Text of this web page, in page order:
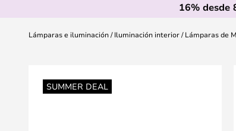
16% desde
Lámparas e iluminación Iluminación interior Lámparas de
SUMMER DEAL